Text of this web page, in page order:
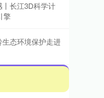
丨长江3D科学计
擎
态环境保护走进